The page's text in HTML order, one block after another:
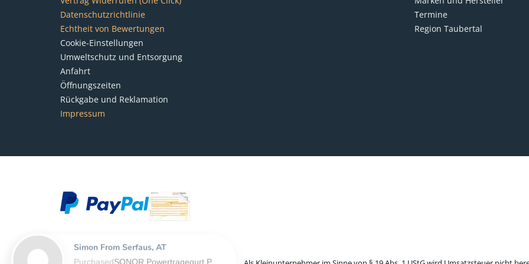
Datenschutzrichtlinie
Echtheit von Bewertungen
Cookie-Einstellungen
Umweltschutz und Entsorgung
Anfahrt
Öffnungszeiten
Rückgabe und Reklamation
Impressum
Termine
Region Taubertal